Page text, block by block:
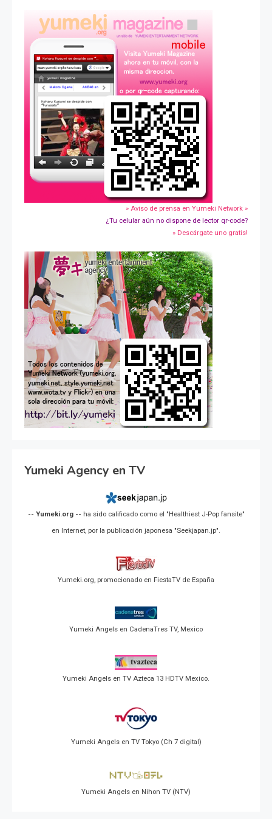
» Aviso de prensa en Yumeki Network »
¿Tu celular aún no dispone de lector qr-code?
» Descárgate uno gratis!
Yumeki Agency en TV
-- Yumeki.org -- ha sido calificado como el "Healthiest J-Pop fansite"
en Internet, por la publicación japonesa "Seekjapan.jp".
Yumeki.org, promocionado en FiestaTV de España
Yumeki Angels en CadenaTres TV, Mexico
Yumeki Angels en TV Azteca 13 HDTV Mexico.
Yumeki Angels en TV Tokyo (Ch 7 digital)
Yumeki Angels en Nihon TV (NTV)